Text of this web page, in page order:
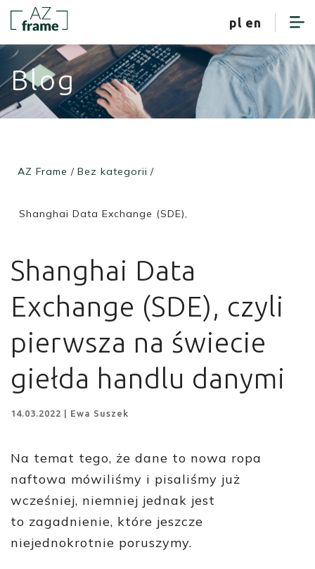
pl en
Blog
AZ Frame / Bez kategorii /
Shanghai Data Exchange (SDE),
Shanghai Data
Exchange (SDE), czyli
pierwsza na świecie
giełda handlu danymi
14.03.2022 | Ewa Suszek
Na temat tego, że dane to nowa ropa
naftowa mówiliśmy i pisaliśmy już
wcześniej, niemniej jednak jest
to zagadnienie, które jeszcze
niejednokrotnie poruszymy.